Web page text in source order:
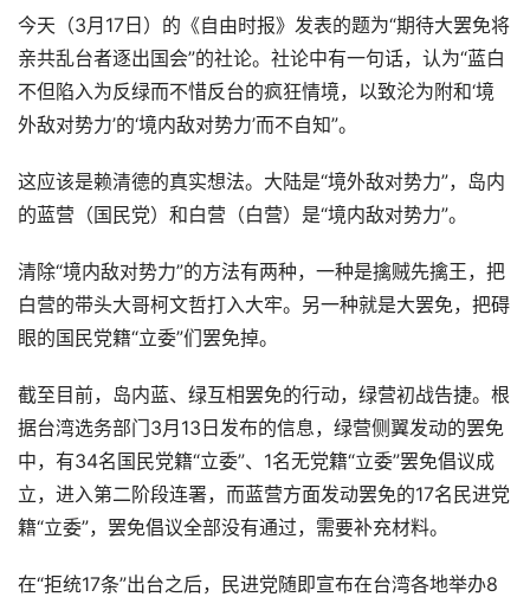
今天（3月17日）的《自由时报》发表的题为“期待大罢免将
亲共乱台者逐出国会”的社论。社论中有一句话，认为“蓝白
不但陷入为反绿而不惜反台的疯狂情境，以致沦为附和‘境
外敌对势力’的‘境内敌对势力’而不自知”。
这应该是赖清德的真实想法。大陆是“境外敌对势力”，岛内
的蓝营（国民党）和白营（白营）是“境内敌对势力”。
清除“境内敌对势力”的方法有两种，一种是擒贼先擒王，把
白营的带头大哥柯文哲打入大牢。另一种就是大罢免，把碍
眼的国民党籍“立委”们罢免掉。
截至目前，岛内蓝、绿互相罢免的行动，绿营初战告捷。根
据台湾选务部门3月13日发布的信息，绿营侧翼发动的罢免
中，有34名国民党籍“立委”、1名无党籍“立委”罢免倡议成
立，进入第二阶段连署，而蓝营方面发动罢免的17名民进党
籍“立委”，罢免倡议全部没有通过，需要补充材料。
在“拒统17条”出台之后，民进党随即宣布在台湾各地举办8